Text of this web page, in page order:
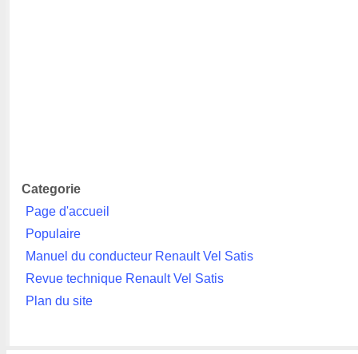
Categorie
Page d'accueil
Populaire
Manuel du conducteur Renault Vel Satis
Revue technique Renault Vel Satis
Plan du site